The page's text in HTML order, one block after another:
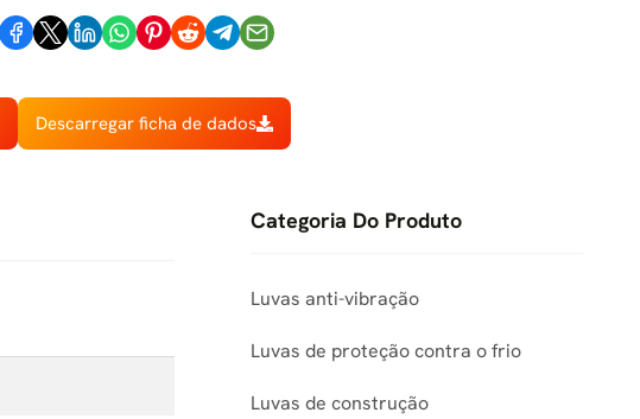
Descarregar ficha de dados
Categoria Do Produto
Luvas anti-vibração
Luvas de proteção contra o frio
Luvas de construção